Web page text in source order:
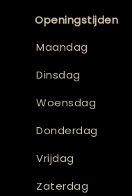
Openingstijden
Maandag
Dinsdag
Woensdag
Donderdag
Vrijdag
Zaterdag